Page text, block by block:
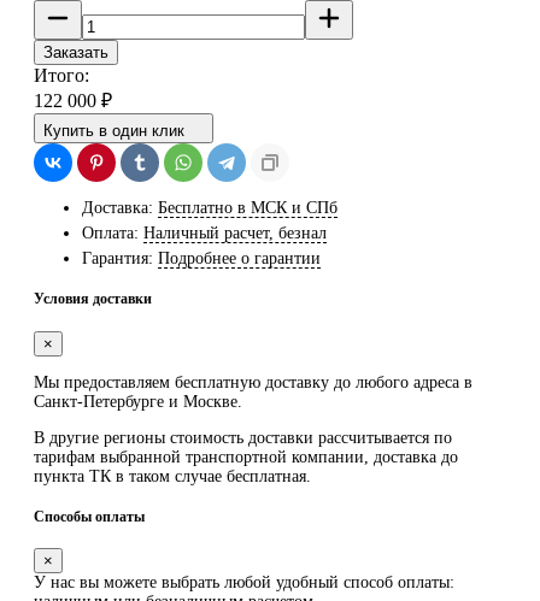
Заказать
Итого:
122 000 ₽
Купить в один клик
Доставка: Бесплатно в МСК и СПб
Оплата: Наличный расчет, безнал
Гарантия: Подробнее о гарантии
Условия доставки
×
Мы предоставляем бесплатную доставку до любого адреса в
Санкт-Петербурге и Москве.
В другие регионы стоимость доставки рассчитывается по
тарифам выбранной транспортной компании, доставка до
пункта ТК в таком случае бесплатная
Способы оплаты
×
У нас вы можете выбрать любой удобный способ оплаты: